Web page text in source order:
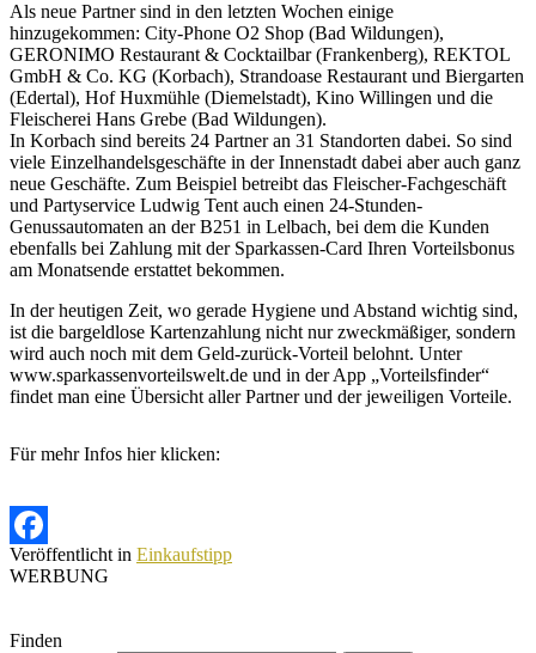
Als neue Partner sind in den letzten Wochen einige
hinzugekommen: City-Phone O2 Shop (Bad Wildungen),
GERONIMO Restaurant & Cocktailbar (Frankenberg), REKTOL
GmbH & Co. KG (Korbach), Strandoase Restaurant und Biergarten
(Edertal), Hof Huxmühle (Diemelstadt), Kino Willingen und die
Fleischerei Hans Grebe (Bad Wildungen).
In Korbach sind bereits 24 Partner an 31 Standorten dabei. So sind
viele Einzelhandelsgeschäfte in der Innenstadt dabei aber auch ganz
neue Geschäfte. Zum Beispiel betreibt das Fleischer-Fachgeschäft
und Partyservice Ludwig Tent auch einen 24-Stunden-
Genussautomaten an der B251 in Lelbach, bei dem die Kunden
ebenfalls bei Zahlung mit der Sparkassen-Card Ihren Vorteilsbonus
am Monatsende erstattet bekommen.
In der heutigen Zeit, wo gerade Hygiene und Abstand wichtig sind,
ist die bargeldlose Kartenzahlung nicht nur zweckmäßiger, sondern
wird auch noch mit dem Geld-zurück-Vorteil belohnt. Unter
www.sparkassenvorteilswelt.de und in der App „Vorteilsfinder“
findet man eine Übersicht aller Partner und der jeweiligen Vorteile.
Für mehr Infos hier klicken:
Facebook
Veröffentlicht in Einkaufstipp
WERBUNG
Finden